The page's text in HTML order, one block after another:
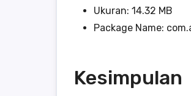
Ukuran: 14.32 MB
Package Name:
Kesimpulan